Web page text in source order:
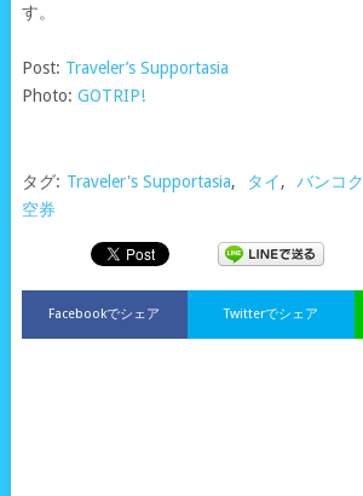
す。
Post: Traveler’s Supportasia
Photo: GOTRIP!
タグ: Traveler's Supportasia, タイ, バンコク
空券
Facebookでシェア Twitterでシェア